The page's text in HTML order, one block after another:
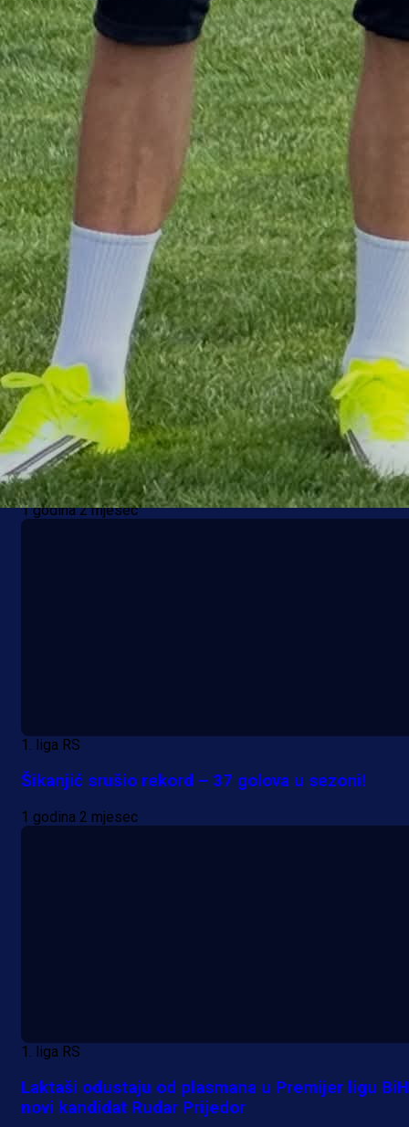
1. liga RS
Skandal u Laktašima: Fudbaler obolio od raka,
ga se odrekao!
1 godina 2 dan
1. liga RS
Laktaši potvrdili ono što se nagađalo: Neće u
ELITNI rang bh. fudbala
1 godina 2 mjesec
1. liga RS
Šikanjić srušio rekord – 37 golova u sezoni!
1 godina 2 mjesec
1. liga RS
Laktaši odustaju od plasmana u Premijer ligu
novi kandidat Rudar Prijedor